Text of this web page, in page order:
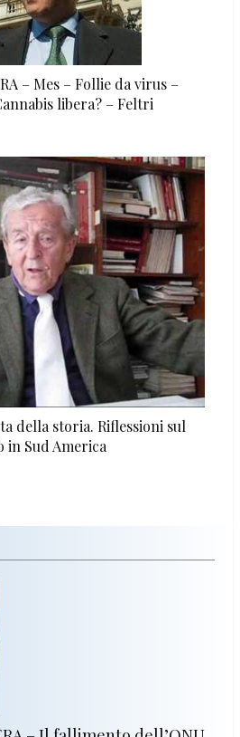
– Mes – Follie da virus –
libera? – Feltri
della storia. Riflessioni sul
Sud America